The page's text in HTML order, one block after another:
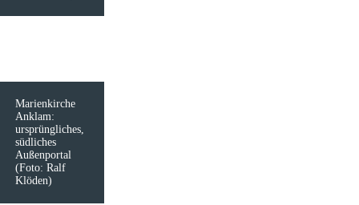
Marienkirche
Anklam:
ursprüngliches,
südliches
Außenportal
(Foto: Ralf
Klöden)